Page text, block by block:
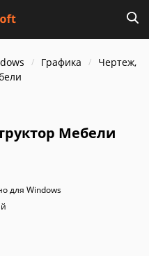
Графика
Чертеж,
Мебели
для Windows